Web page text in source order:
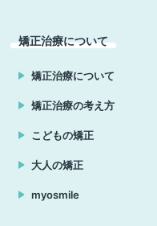
矯正治療について
矯正治療について
矯正治療の考え方
こどもの矯正
大人の矯正
myosmile